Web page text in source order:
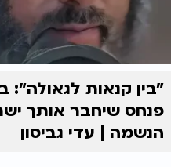
״בין קנאות
פנחס שיחבר אותך
הנשמה | עדי גביסון